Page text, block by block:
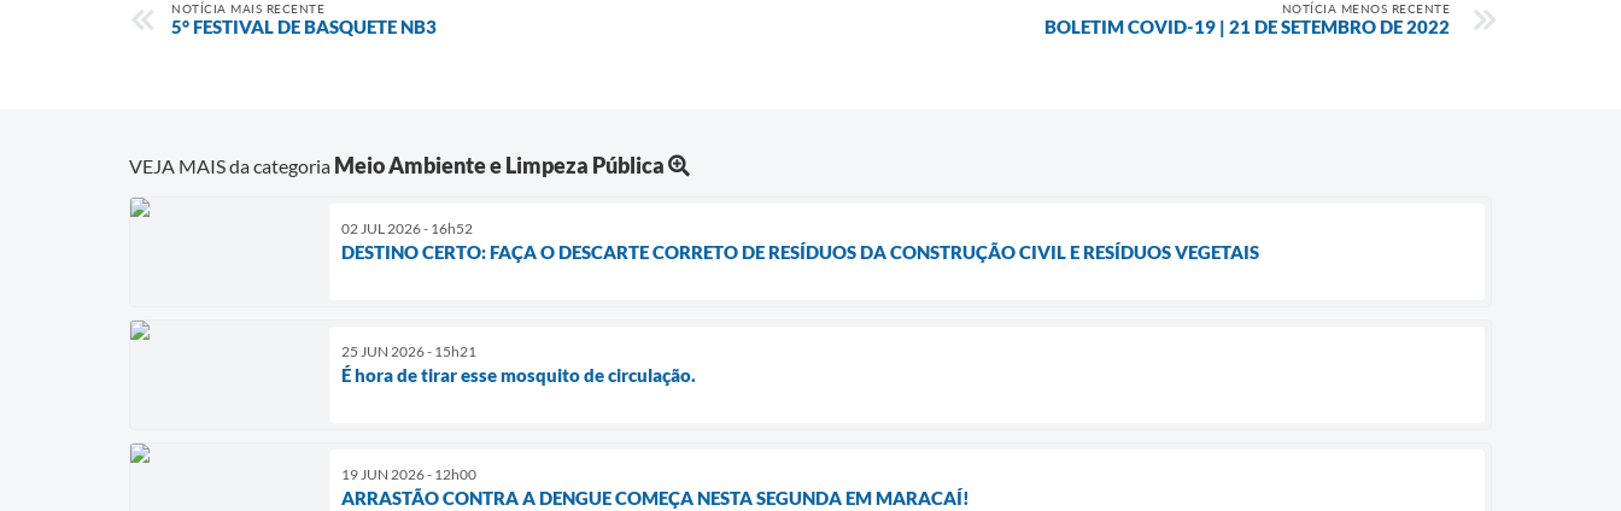
NOTÍCIA MAIS RECENTE
5° FESTIVAL DE BASQUETE NB3
NOTÍCIA MENOS RECENTE
BOLETIM COVID-19 | 21 DE SETEMBRO DE 2022
VEJA MAIS da categoria Meio Ambiente e Limpeza Pública
02 JUL 2026 - 16h52
DESTINO CERTO: FAÇA O DESCARTE CORRETO DE RESÍDUOS DA CONSTRUÇÃO CIVIL E RESÍDUOS VEGETAIS
25 JUN 2026 - 15h21
É hora de tirar esse mosquito de circulação.
19 JUN 2026 - 12h00
ARRASTÃO CONTRA A DENGUE COMEÇA NESTA SEGUNDA EM MARACAÍ!